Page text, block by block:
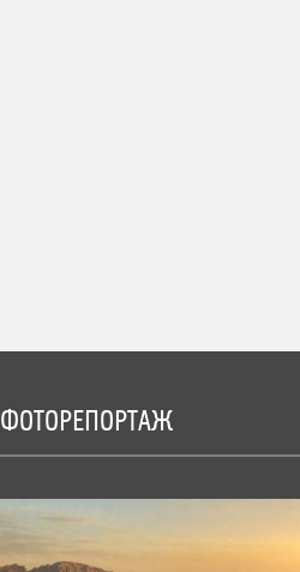
ФОТОРЕПОРТАЖ